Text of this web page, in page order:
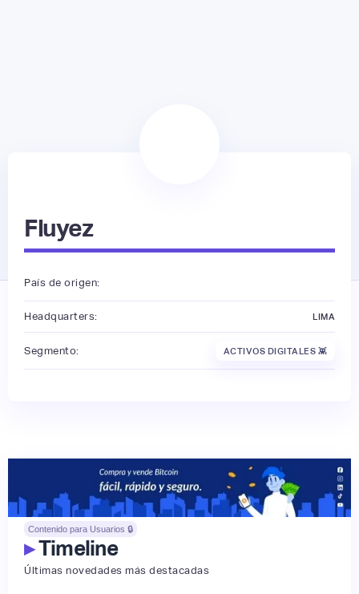
Fluyez
País de origen:
Headquarters: LIMA
Segmento: ACTIVOS DIGITALES 👾
Contenido para Usuarios 🔒
▸Timeline
Últimas novedades más destacadas